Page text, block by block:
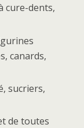
cure-dents,
canards,
sucriers,
de toutes